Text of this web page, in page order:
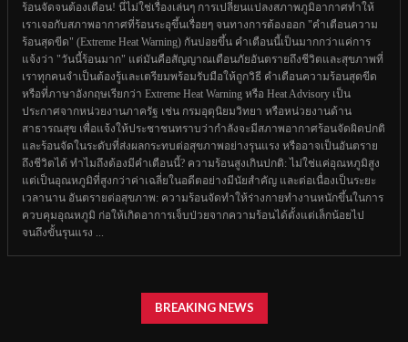
ร้อนจัดจนต้องเตือน! นี่ไม่ใช่เรื่องเล่นๆ การเปลี่ยนแปลงสภาพภูมิอากาศทำให้
เราเจอกับสภาพอากาศที่ร้อนระอุขึ้นเรื่อยๆ จนทางการต้องออก "คำเตือนความ
ร้อนสุดขีด" (Extreme Heat Warning) กันบ่อยขึ้น คำเตือนนี้เป็นมากกว่าแค่การ
แจ้งว่า "วันนี้ร้อนมาก" แต่มันคือสัญญาณเตือนภัยอันตรายถึงชีวิตและสุขภาพที่
เราทุกคนจำเป็นต้องรู้และเตรียมพร้อมรับมือให้ถูกวิธี คำเตือนความร้อนสุดขีด
หรือที่ภาษาอังกฤษเรียกว่า Extreme Heat Warning หรือ Heat Advisory เป็น
ประกาศจากหน่วยงานภาครัฐ เช่น กรมอุตุนิยมวิทยา หรือหน่วยงานด้าน
สาธารณสุข เพื่อแจ้งให้ประชาชนทราบว่ากำลังจะมีสภาพอากาศร้อนจัดผิดปกติ
และร้อนจัดในระดับที่ส่งผลกระทบต่อสุขภาพอย่างรุนแรง หรืออาจเป็นอันตราย
ถึงชีวิตได้ ทำไมถึงต้องมีคำเตือนนี้? ความร้อนสูงเกินปกติ: ไม่ใช่แค่อุณหภูมิสูง
แต่เป็นอุณหภูมิที่สูงกว่าค่าเฉลี่ยในอดีตอย่างมีนัยสำคัญ และต่อเนื่องเป็นระยะ
เวลานาน อันตรายต่อสุขภาพ: ความร้อนจัดทำให้ร่างกายทำงานหนักขึ้นในการ
ควบคุมอุณหภูมิ ก่อให้เกิดอาการเจ็บป่วยจากความร้อนได้ตั้งแต่เล็กน้อยไป
จนถึงขั้นรุนแรง ...
BREAKING NEWS